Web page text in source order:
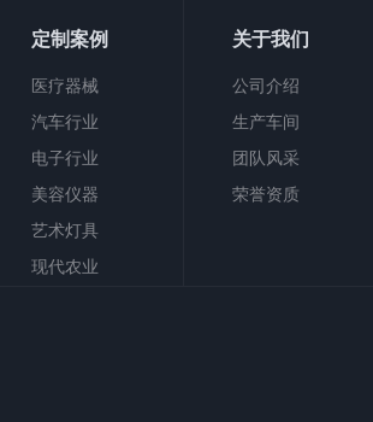
定制案例
医疗器械
汽车行业
电子行业
美容仪器
艺术灯具
现代农业
关于我们
公司介绍
生产车间
团队风采
荣誉资质